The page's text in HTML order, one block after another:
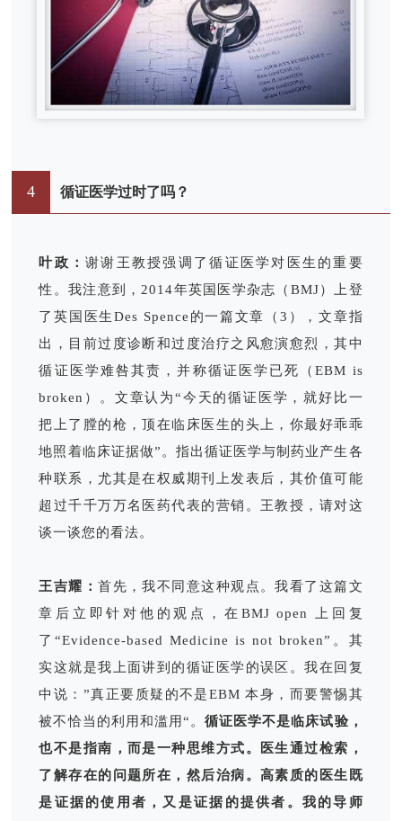
4 循证医学过时了吗？
叶政：谢谢王教授强调了循证医学对医生的重要
性。我注意到，2014年英国医学杂志（BMJ）上登
了英国医生Des Spence的一篇文章（3），文章指
出，目前过度诊断和过度治疗之风愈演愈烈，其中
循证医学难咎其责，并称循证医学已死（EBM is
broken）。文章认为“今天的循证医学，就好比一
把上了膛的枪，顶在临床医生的头上，你最好乖乖
地照着临床证据做”。指出循证医学与制药业产生各
种联系，尤其是在权威期刊上发表后，其价值可能
超过千千万万名医药代表的营销。王教授，请对这
谈一谈您的看法。
王吉耀：首先，我不同意这种观点。我看了这篇文
章后立即针对他的观点，在BMJ open 上回复
了“Evidence-based Medicine is not broken”。其
实这就是我上面讲到的循证医学的误区。我在回复
中说：”真正要质疑的不是EBM 本身，而要警惕其
被不恰当的利用和滥用“。循证医学不是临床试验，
也不是指南，而是一种思维方式。医生通过检索，
了解存在的问题所在，然后治病。高素质的医生既
是证据的使用者，又是证据的提供者。我的导师